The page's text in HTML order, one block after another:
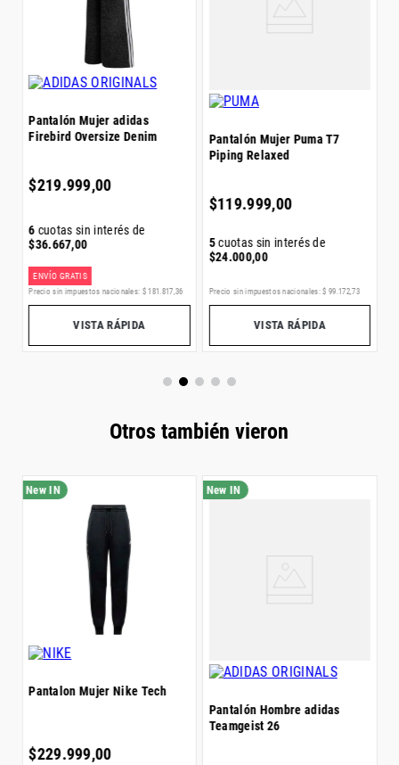
Pantalón Mujer adidas
Firebird Oversize Denim
$219.999,00
6 cuotas sin interés de
$36.667,00
ENVÍO GRATIS
Precio sin impuestos nacionales: $ 181.817,36
VISTA RÁPIDA
Pantalón Mujer Puma T7
Piping Relaxed
$119.999,00
5cuotas sin interés de
$24.000,00
Precio sin impuestos nacionales: $ 99.172,73
VISTA RÁPIDA
Otros también vieron
Pantalon Mujer Nike Tech
$229.999,00
Pantalón Hombre adidas
Teamgeist 26